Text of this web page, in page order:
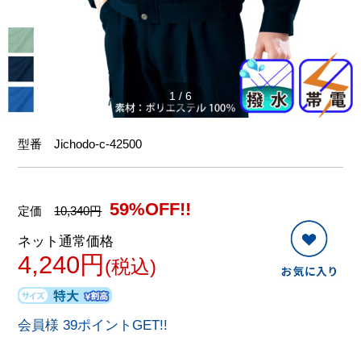
2 / 6
型番Jichodo-c-42500
定価10,340円 59%OFF!!
ネット通常価格
4,240円 (税込)
会員様 39ポイントGET!!